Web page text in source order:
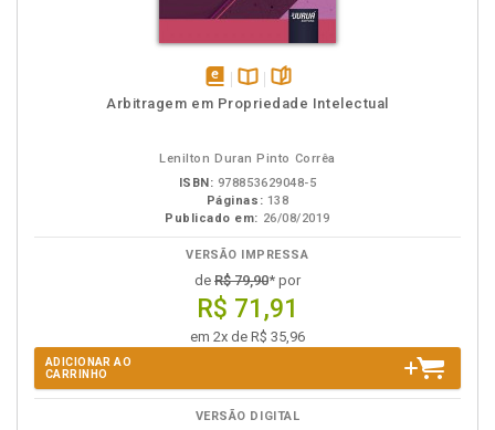
disponívelDisponível
páginas
Arbitragem em Propriedade Intelectual
Lenilton Duran Pinto Corrêa
ISBN: 978853629048-5
Páginas: 138
Publicado em: 26/08/2019
VERSÃO IMPRESSA
de R$ 79,90* por
R$ 71,91
em 2x de R$ 35,96
ADICIONAR AO
CARRINHO
VERSÃO DIGITAL